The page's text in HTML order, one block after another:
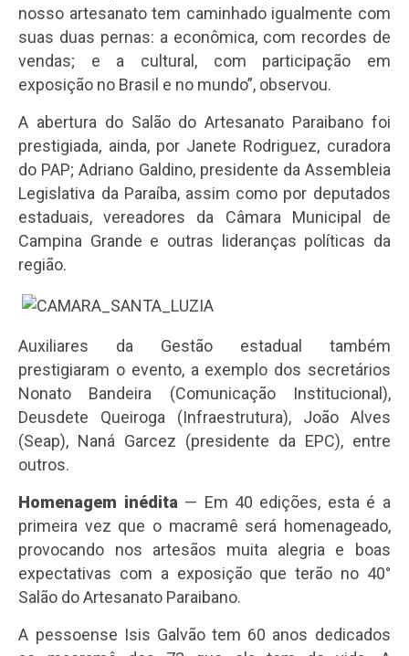
nosso artesanato tem caminhado igualmente com
suas duas pernas: a econômica, com recordes de
vendas; e a cultural, com participação em
exposição no Brasil e no mundo”, observou.
A abertura do Salão do Artesanato Paraibano foi
prestigiada, ainda, por Janete Rodriguez, curadora
do PAP; Adriano Galdino, presidente da Assembleia
Legislativa da Paraíba, assim como por deputados
estaduais, vereadores da Câmara Municipal de
Campina Grande e outras lideranças políticas da
região.
Auxiliares da Gestão estadual também
prestigiaram o evento, a exemplo dos secretários
Nonato Bandeira (Comunicação Institucional),
Deusdete Queiroga (Infraestrutura), João Alves
(Seap), Naná Garcez (presidente da EPC), entre
outros.
Homenagem inédita — Em 40 edições, esta é a
primeira vez que o macramê será homenageado,
provocando nos artesãos muita alegria e boas
expectativas com a exposição que terão no 40°
Salão do Artesanato Paraibano.
A pessoense Isis Galvão tem 60 anos dedicados